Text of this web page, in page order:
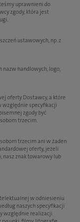
uprawnieni do
zgody, która jest
ustawowych, np. z
nazw handlowych, logo,
oferty Dostawcy, a które
względnie specyfikacji
zgody być
trzecim.
trzecim ani w żaden
oferty, jeżeli
nasz znak towarowy lub
w odniesieniu
naszych specyfikacji
względnie realizacji